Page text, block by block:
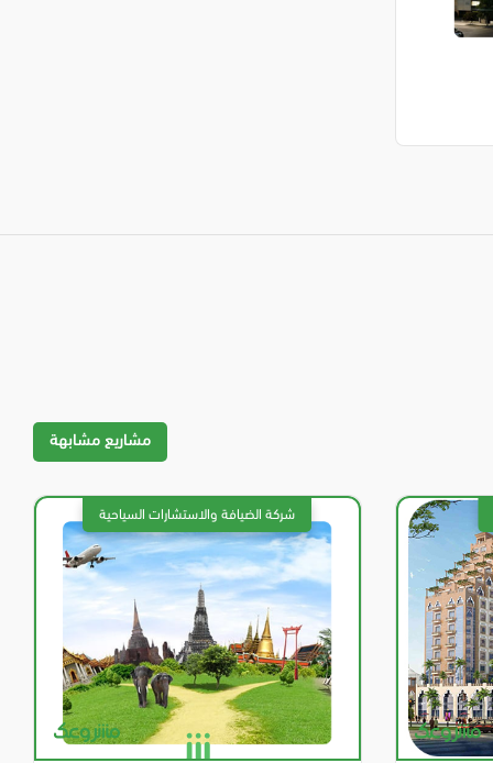
مشاريع مشابهة